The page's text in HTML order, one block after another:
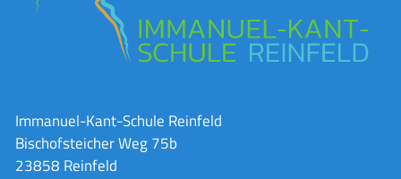
Immanuel-Kant-Schule Reinfeld
Bischofsteicher Weg 75b
23858 Reinfeld